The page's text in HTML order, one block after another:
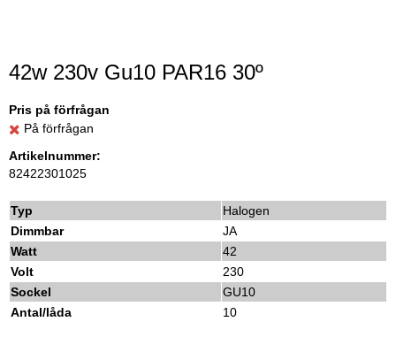
42w 230v Gu10 PAR16 30º
Pris på förfrågan
På förfrågan
Artikelnummer:
82422301025
Typ
Halogen
Dimmbar
JA
Watt
42
Volt
230
Sockel
GU10
Antal/låda
10